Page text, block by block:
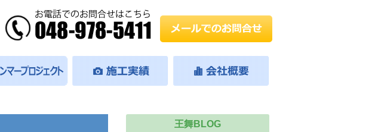
王舞BLOG